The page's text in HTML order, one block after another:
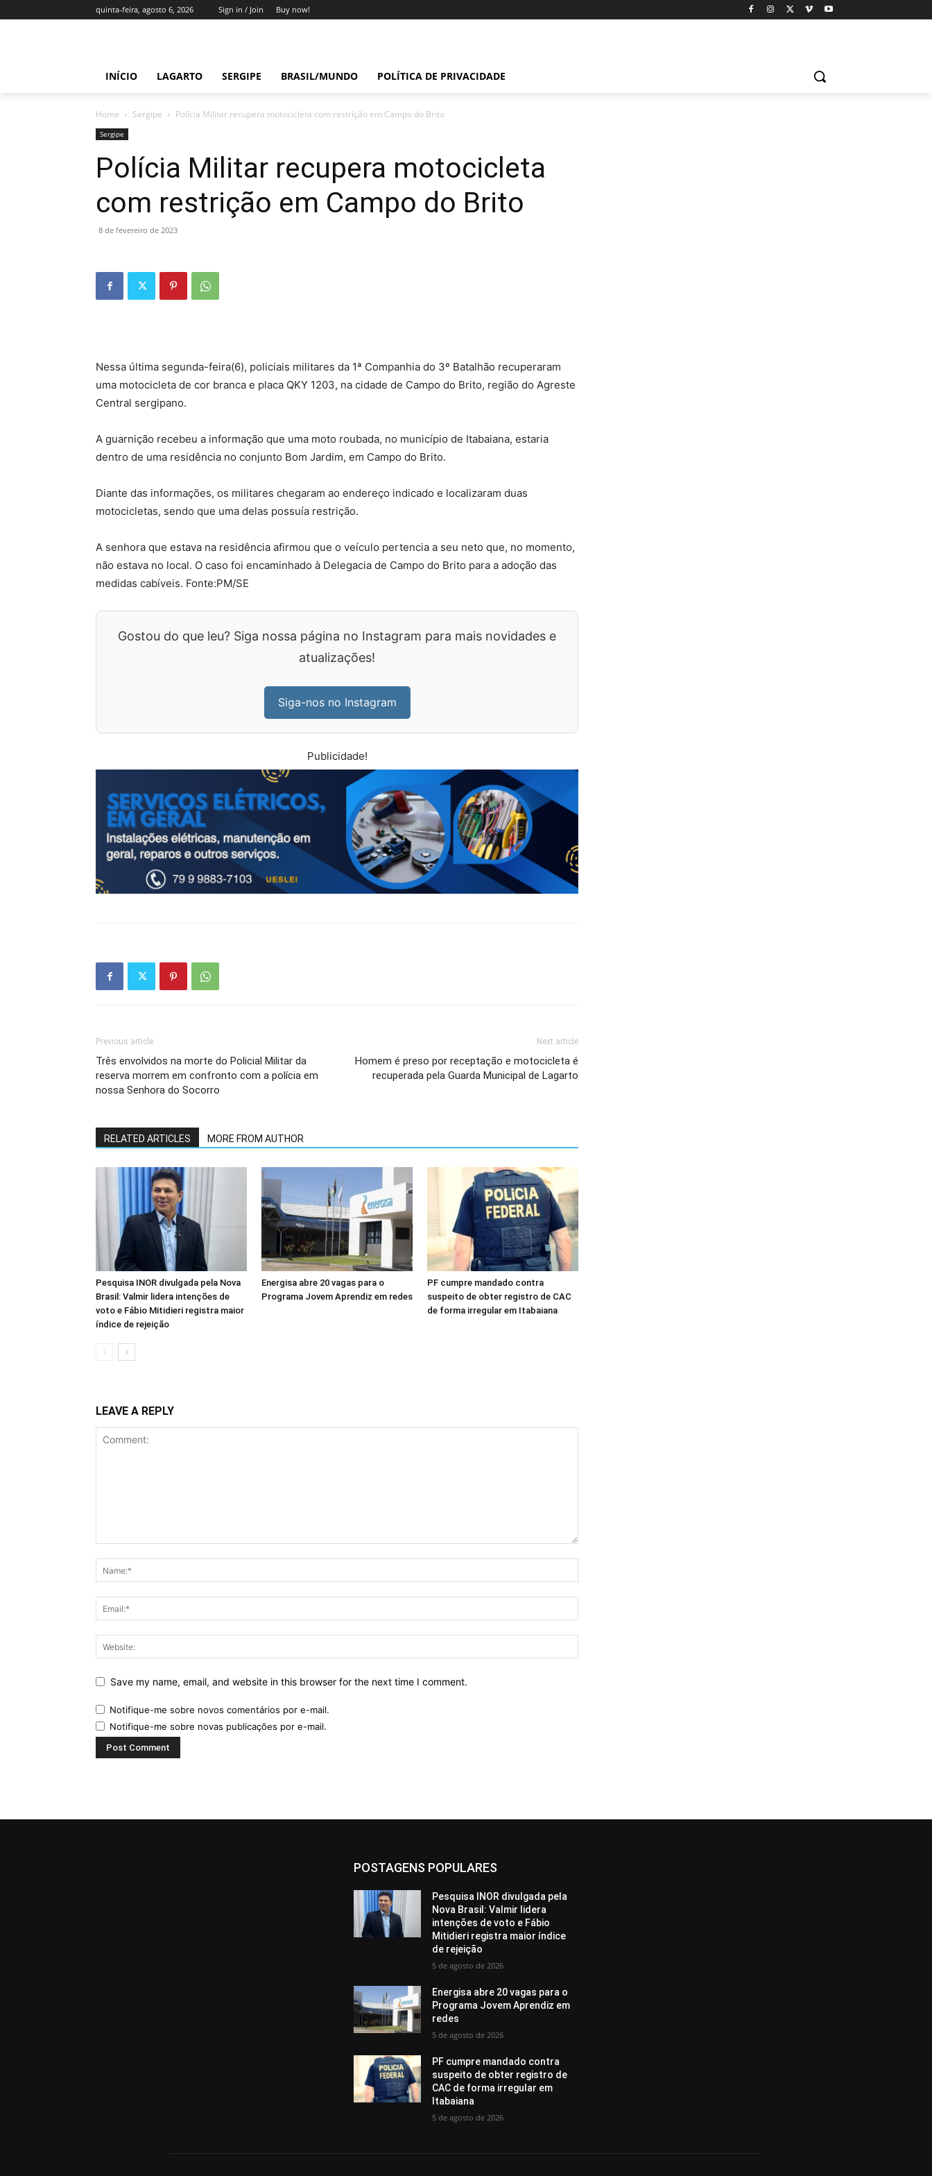
quinta-feira, agosto 6, 2026 Sign in / Join Buy now!
INÍCIO LAGARTO SERGIPE BRASIL/MUNDO POLÍTICA DE PRIVACIDADE
Home Sergipe Polícia Militar recupera motocicleta com restrição em Campo do Brito
Sergipe
Polícia Militar recupera motocicleta
com restrição em Campo do Brito
8 de fevereiro de 2023
Nessa última segunda-feira(6), policiais militares da 1ª Companhia do 3º Batalhão recuperaram
uma motocicleta de cor branca e placa QKY 1203, na cidade de Campo do Brito, região do Agreste
Central sergipano.
A guarnição recebeu a informação que uma moto roubada, no município de Itabaiana, estaria
dentro de uma residência no conjunto Bom Jardim, em Campo do Brito.
Diante das informações, os militares chegaram ao endereço indicado e localizaram duas
motocicletas, sendo que uma delas possuía restrição.
A senhora que estava na residência afirmou que o veículo pertencia a seu neto que, no momento,
não estava no local. O caso foi encaminhado à Delegacia de Campo do Brito para a adoção das
medidas cabíveis. Fonte:PM/SE
Gostou do que leu? Siga nossa página no Instagram para mais novidades e
atualizações!
Siga-nos no Instagram
Publicidade!
Previous article
Três envolvidos na morte do Policial Militar da
reserva morrem em confronto com a polícia em
nossa Senhora do Socorro
Next article
Homem é preso por receptação e motocicleta é
recuperada pela Guarda Municipal de Lagarto
RELATED ARTICLES MORE FROM AUTHOR
Pesquisa INOR divulgada pela Nova
Brasil: Valmir lidera intenções de
voto e Fábio Mitidieri registra maior
índice de rejeição
Energisa abre 20 vagas para o
Programa Jovem Aprendiz em redes
PF cumpre mandado contra
suspeito de obter registro de CAC
de forma irregular em Itabaiana
LEAVE A REPLY
Save my name, email, and website in this browser for the next time I comment.
Notifique-me sobre novos comentários por e-mail.
Notifique-me sobre novas publicações por e-mail.
POSTAGENS POPULARES
Pesquisa INOR divulgada pela
Nova Brasil: Valmir lidera
intenções de voto e Fábio
Mitidieri registra maior índice
de rejeição
5 de agosto de 2026
Energisa abre 20 vagas para o
Programa Jovem Aprendiz em
redes
5 de agosto de 2026
PF cumpre mandado contra
suspeito de obter registro de
CAC de forma irregular em
Itabaiana
5 de agosto de 2026